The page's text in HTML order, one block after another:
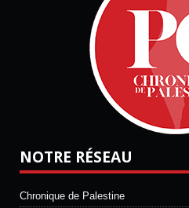
NOTRE RÉSEAU
Chronique de Palestine